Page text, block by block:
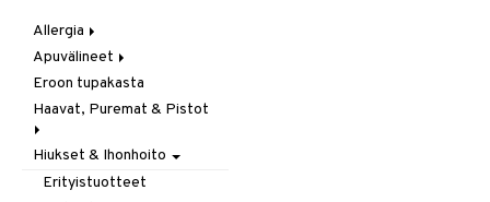
Allergia
Nenäsuihkeet
Silmätipat
Apuvälineet
Hygienia
Kävely & Seisominen
Saa kiinni & Ylety
Eroon tupakasta
Haavat, Puremat & Pistot
Ensiapu
Haavat
Hiukset & Ihonhoito
Erityistuotteet